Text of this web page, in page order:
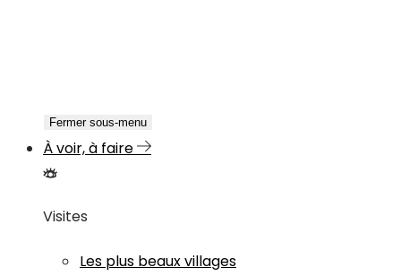
Fermer sous-menu
À voir, à faire
Visites
Les plus beaux villages